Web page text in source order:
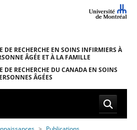
DE RECHERCHE EN SOINS INFIRMIERSÀ
ÂGÉE ET À LA FAMILLE
DE RECHERCHE DU CANADA EN SOINS
ÂGÉES